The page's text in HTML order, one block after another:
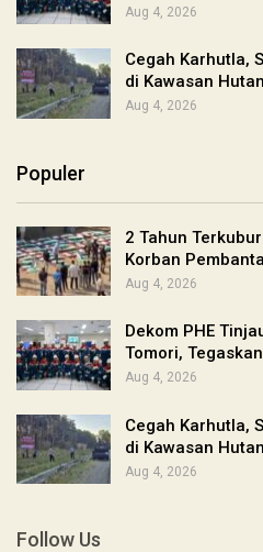
Aug 4, 2026
Cegah Karhutla,
di Kawasan Hutan
Aug 4, 2026
Populer
2 Tahun
Korban
Aug 4, 2026
Dekom PHE
Tomori,
Aug 4, 2026
Cegah Karhutla,
di Kawasan Hutan
Aug 4, 2026
Follow Us